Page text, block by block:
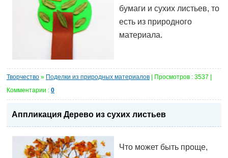
бумаги и сухих листьев, то
есть из природного
материала.
Творчество » Поделки из природных материалов | Просмотров : 3537 |
Комментарии : 0
Аппликация Дерево из сухих листьев
Что может быть проще,